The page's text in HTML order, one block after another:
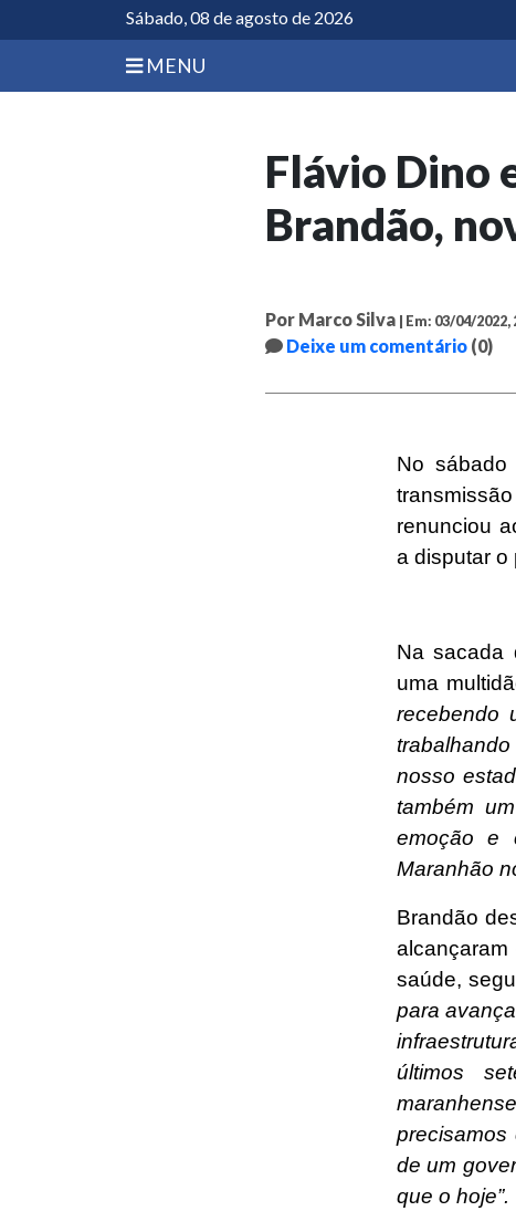
Sábado, 08 de agosto de 2026
MENU
Flávio Dino
Brandão,
Por Marco Silva | Em: 03/04/2022,
Deixe um comentário (0)
No
renunciou
a disputar o
Na sacada
uma
recebendo
nosso
também
emoção e
Maranhão
Brandão
saúde,
para
últimos
precisamos
de um
que o hoje”.